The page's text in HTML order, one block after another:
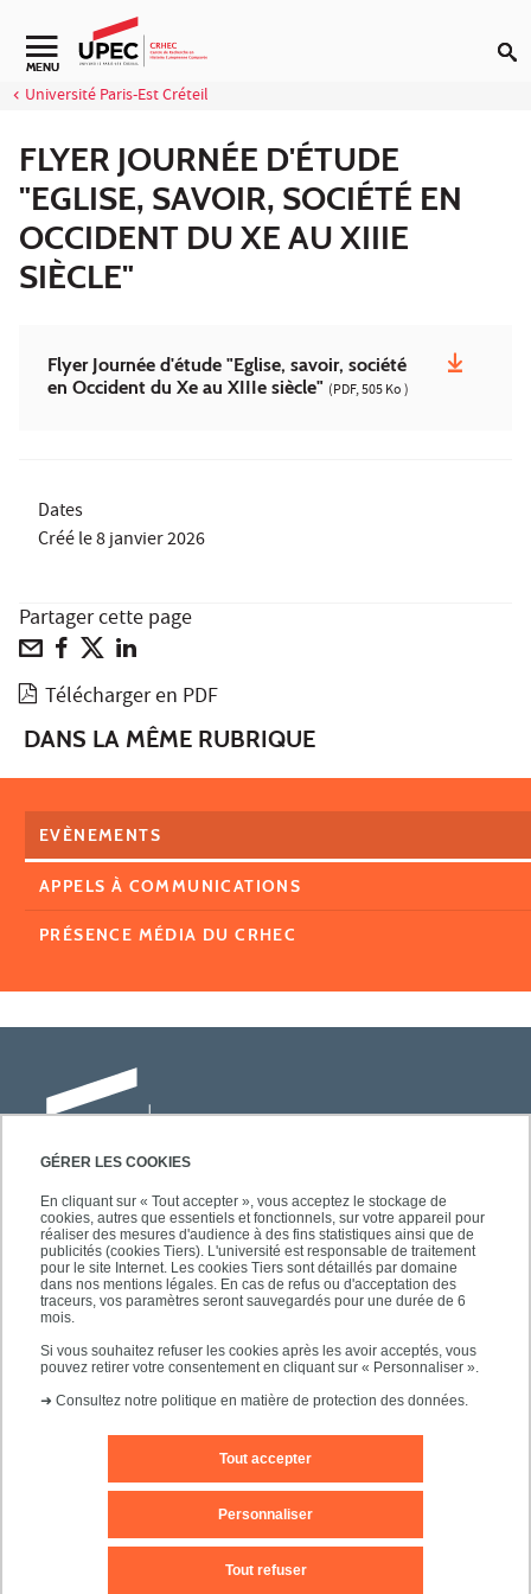
GÉRER LES COOKIES
En cliquant sur « Tout accepter », vous acceptez le stockage de
cookies, autres que essentiels et fonctionnels, sur votre appareil pour
réaliser des mesures d'audience à des fins statistiques ainsi que de
publicités (cookies Tiers). L'université est responsable de traitement
pour le site Internet. Les cookies Tiers sont détaillés par domaine
dans nos mentions légales. En cas de refus ou d'acceptation des
traceurs, vos paramètres seront sauvegardés pour une durée de 6
mois.
Si vous souhaitez refuser les cookies après les avoir acceptés, vous
pouvez retirer votre consentement en cliquant sur « Personnaliser ».
➜ Consultez notre politique en matière de protection des données.
Tout accepter
Tout refuser
Personnaliser
Aller au contenu
Navigation secondaire
MENU
Université Paris-Est Créteil
FLYER JOURNÉE D'ÉTUDE
"EGLISE, SAVOIR, SOCIÉTÉ EN
OCCIDENT DU XE AU XIIIE
SIÈCLE"
Flyer Journée d'étude "Eglise, savoir, société
en Occident du Xe au XIIIe siècle" (PDF, 505 Ko )
Dates
Créé le8 janvier 2026
Partager cette page
Télécharger en PDF
DANS LA MÊME RUBRIQUE
EVÈNEMENTS
APPELS À COMMUNICATIONS
PRÉSENCE MÉDIA DU CRHEC
Université Paris-Est Créteil
Faculté des lettres, langues et sciences
humaines
61, avenue du Général de Gaulle
94010 Créteil
Mentions légales
Plan d'accès Plan du site